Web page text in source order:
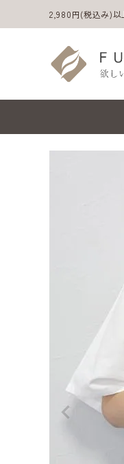
2,980円(税込み)以